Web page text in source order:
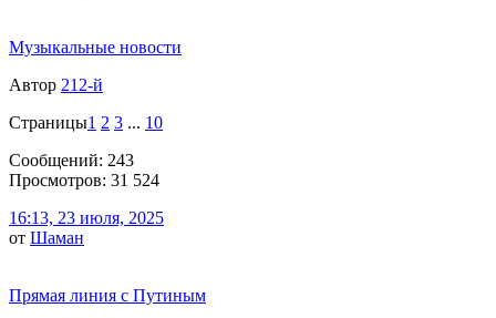
Музыкальные новости
Автор 212-й
Страницы1 2 3 ... 10
Сообщений: 243
Просмотров: 31 524
16:13, 23 июля, 2025
от Шаман
Прямая линия с Путиным